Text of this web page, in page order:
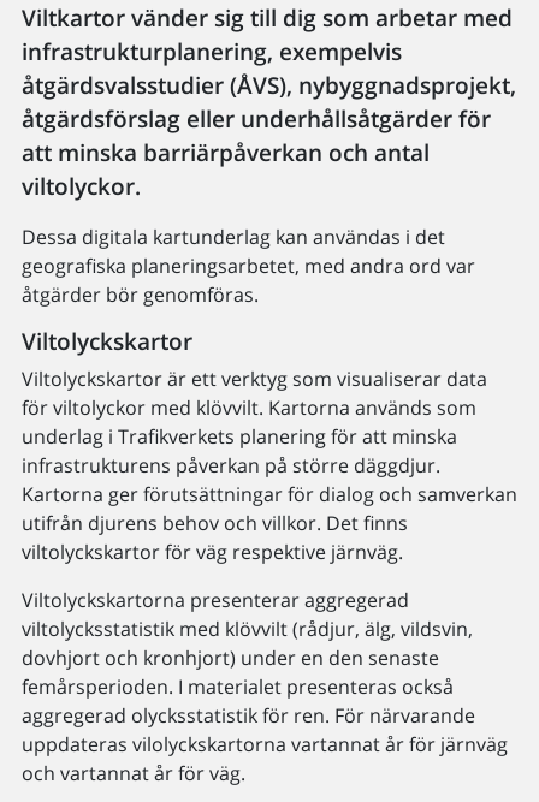
Viltkartor vänder sig till dig som arbetar med
infrastrukturplanering, exempelvis
åtgärdsvalsstudier (ÅVS), nybyggnadsprojekt,
åtgärdsförslag eller underhållsåtgärder för
att minska barriärpåverkan och antal
viltolyckor.
Dessa digitala kartunderlag kan användas i det
geografiska planeringsarbetet, med andra ord var
åtgärder bör genomföras.
Viltolyckskartor
Viltolyckskartor är ett verktyg som visualiserar data
för viltolyckor med klövvilt. Kartorna används som
underlag i Trafikverkets planering för att minska
infrastrukturens påverkan på större däggdjur.
Kartorna ger förutsättningar för dialog och samverkan
utifrån djurens behov och villkor. Det finns
viltolyckskartor för väg respektive järnväg.
Viltolyckskartorna presenterar aggregerad
viltolycksstatistik med klövvilt (rådjur, älg, vildsvin,
dovhjort och kronhjort) under en den senaste
femårsperioden. I materialet presenteras också
aggregerad olycksstatistik för ren. För närvarande
uppdateras vilolyckskartorna vartannat år för järnväg
och vartannat år för väg.